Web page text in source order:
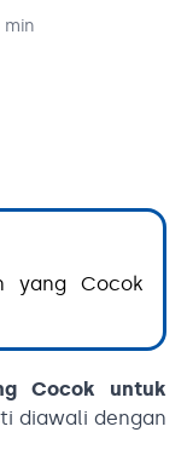
min
yang Cocok
Cocok untuk
diawali dengan